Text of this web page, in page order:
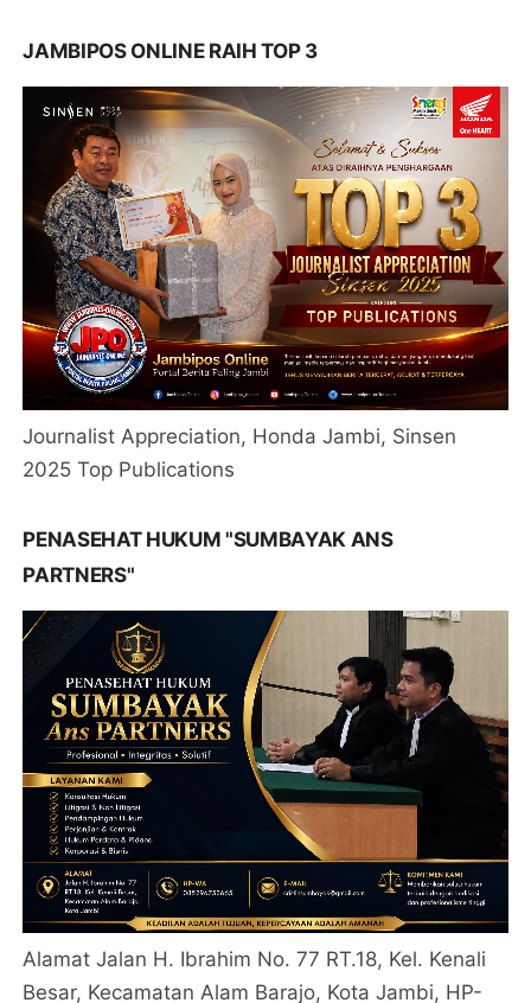
JAMBIPOS ONLINE RAIH TOP 3
Journalist Appreciation, Honda Jambi, Sinsen
2025 Top Publications
PENASEHAT HUKUM "SUMBAYAK ANS
PARTNERS"
Alamat Jalan H. Ibrahim No. 77 RT.18, Kel. Kenali
Besar, Kecamatan Alam Barajo, Kota Jambi, HP-